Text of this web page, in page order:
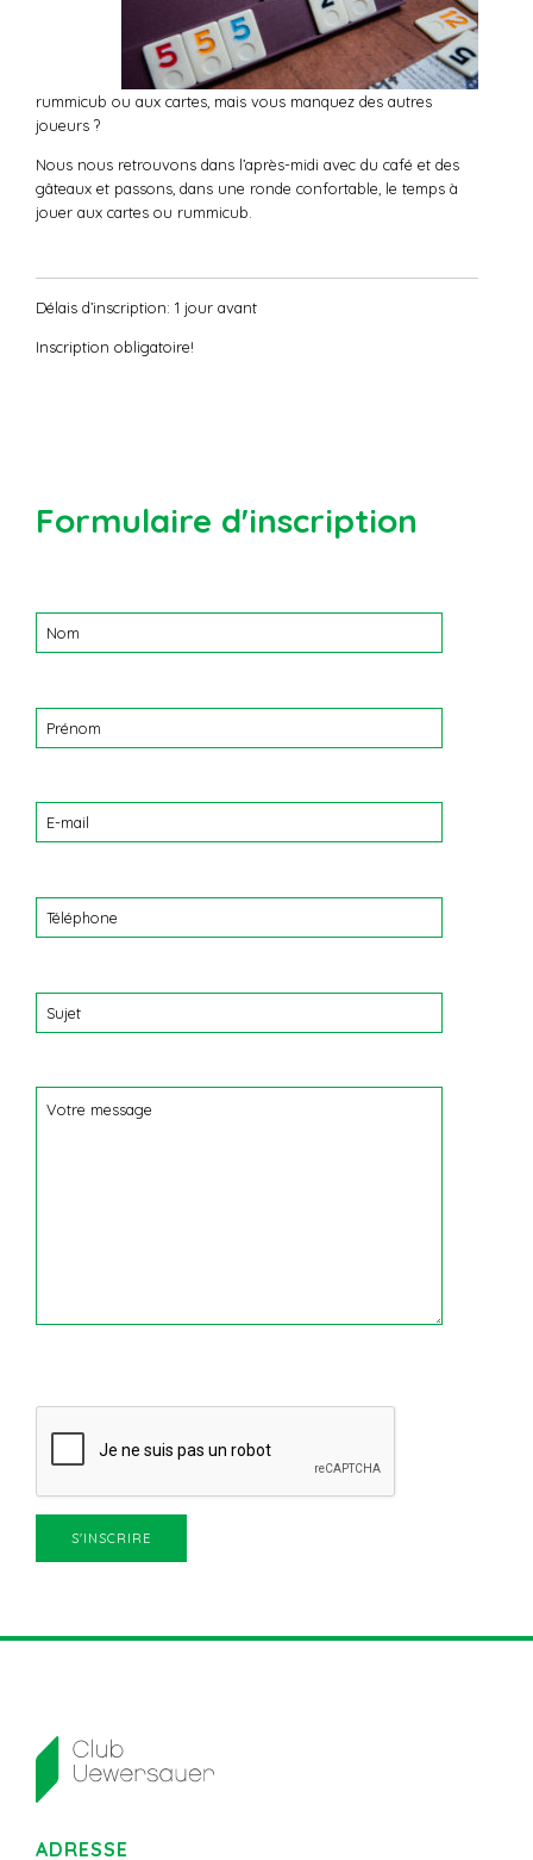
rummicub ou aux cartes, mais vous manquez des autres
joueurs ?
Nous nous retrouvons dans l’après-midi avec du café et des
gâteaux et passons, dans une ronde confortable, le temps à
jouer aux cartes ou rummicub.
Délais d’inscription: 1 jour avant
Inscription obligatoire!
Formulaire d'inscription
ADRESSE